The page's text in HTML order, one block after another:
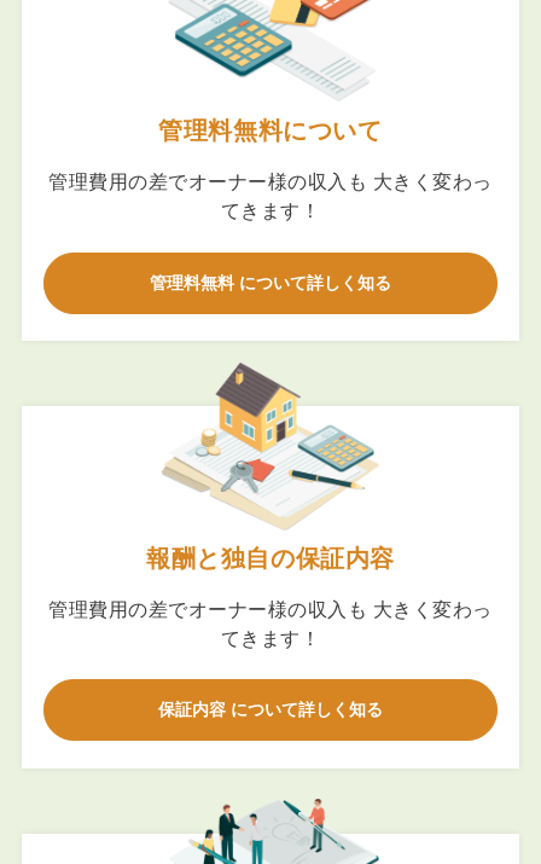
管理料無料について
管理費用の差でオーナー様の収入も 大きく変わっ
てきます！
管理料無料 について詳しく知る
報酬と独自の保証内容
管理費用の差でオーナー様の収入も 大きく変わっ
てきます！
保証内容 について詳しく知る